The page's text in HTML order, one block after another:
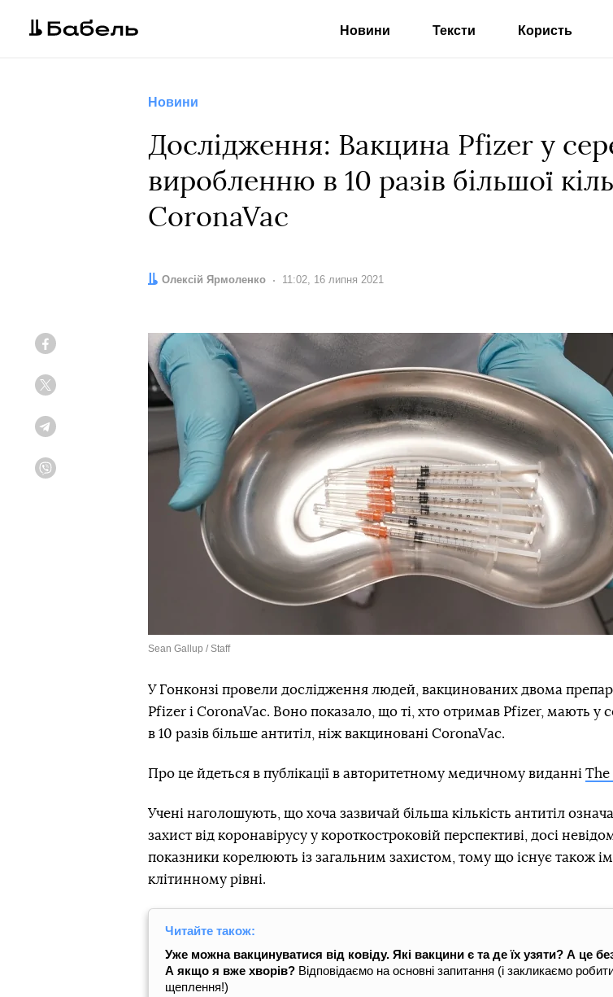
Новини Тексти Користь
Новини
Дослідження: Вакцина Pfizer у
виробленню в 10 разів більшої
CoronaVac
Автор:
Олексій Ярмоленко Дата:
11:02, 16 липня 2021
Sean Gallup / Staff
У Гонконзі провели дослідження людей, вакцинованих двома
Pfizer і CoronaVac. Воно показало, що ті, хто отримав Pfizer, мають у
в 10 разів більше антитіл, ніж вакциновані CoronaVac.
Про це йдеться в публікації в авторитетному медичному виданні The
Учені наголошують, що хоча зазвичай більша кількість антитіл
захист від коронавірусу у короткостроковій перспективі, досі
показники корелюють із загальним захистом, тому що існує також
клітинному рівні.
Читайте також:
Уже можна вакцинуватися від ковіду. Які вакцини є та де їх узяти? А це
А якщо я вже хворів? Відповідаємо на основні запитання (і закликаємо
щеплення!)